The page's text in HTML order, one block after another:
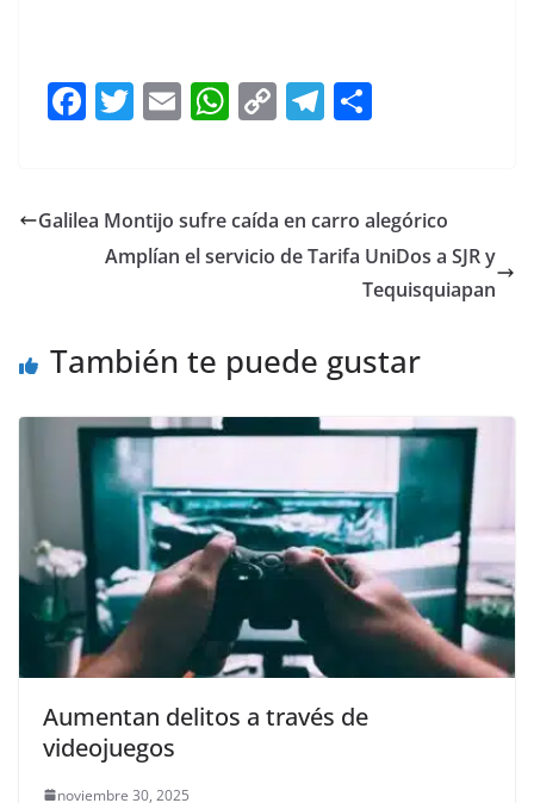
F
e
b
k
T
er
E
l
W
s
A
C
y
Li
T
gr
a
e
Galilea Montijo sufre caída en carro alegórico
Amplían el servicio de Tarifa UniDos a SJR y
Tequisquiapan
También te puede gustar
Aumentan delitos a través de
videojuegos
noviembre 30, 2025